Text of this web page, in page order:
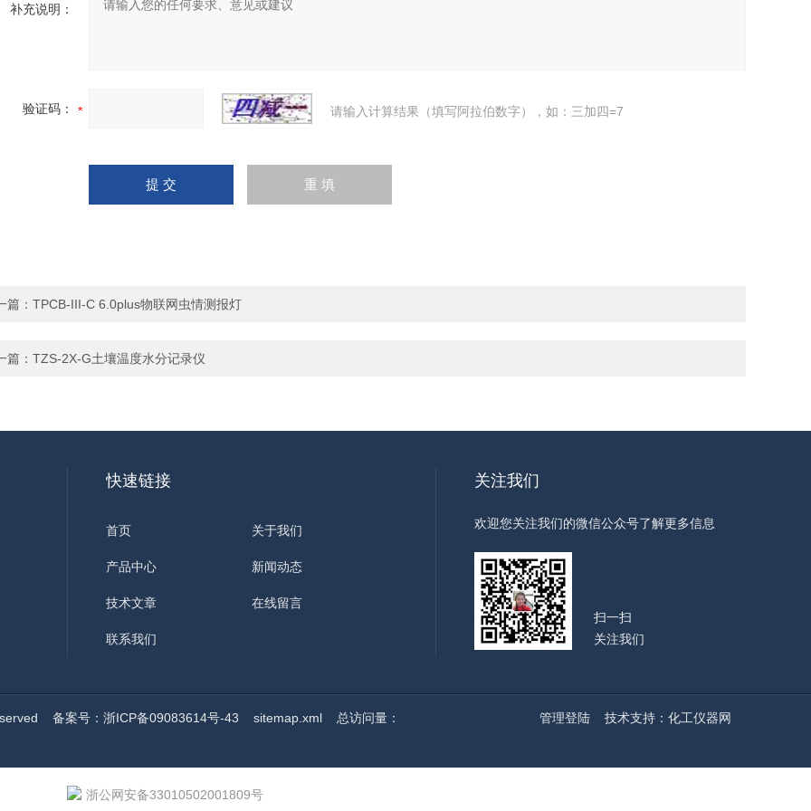
补充说明：
验证码： 请输入计算结果（填写阿拉伯数字），如：三加四=7
篇： TPCB-III-C 6.0plus物联网虫情测报灯
篇： TZS-2X-G土壤温度水分记录仪
快速链接
首页 关于我们
产品中心 新闻动态
技术文章 在线留言
联系我们
关注我们
欢迎您关注我们的微信公众号了解更多信息
扫一扫
关注我们
备案号：浙ICP备09083614号-43 sitemap.xml 总访问量： 管理登陆 技术支持： 化工仪器网
浙公网安备33010502001809号